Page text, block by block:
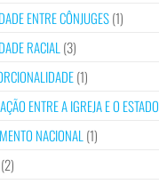
ENTRE CÔNJUGES(1)
RACIAL (3)
(1)
ENTRE A IGREJA E O ESTADO
NACIONAL (1)
(2)